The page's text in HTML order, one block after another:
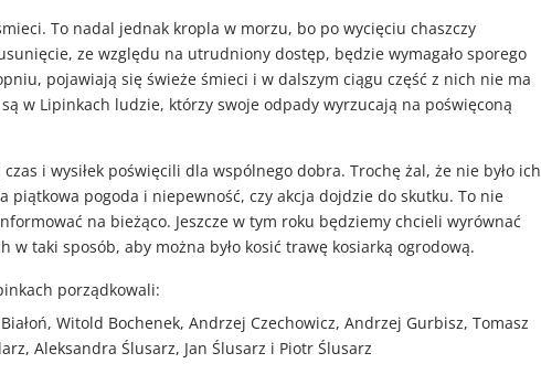
To nadal jednak kropla w morzu, bo po wycięciu chaszczy
ze względu na utrudniony dostęp, będzie wymagało sporego
pojawiają się świeże śmieci i w dalszym ciągu część z nich nie ma
w Lipinkach ludzie, którzy swoje odpady wyrzucają na poświęconą
i wysiłek poświęcili dla wspólnego dobra. Trochę żal, że nie było ich
piątkowa pogoda i niepewność, czy akcja dojdzie do skutku. To nie
na bieżąco. Jeszcze w tym roku będziemy chcieli wyrównać
w taki sposób, aby można było kosić trawę kosiarką ogrodową.
porządkowali:
Witold Bochenek, Andrzej Czechowicz, Andrzej Gurbisz, Tomasz
Aleksandra Ślusarz, Jan Ślusarz i Piotr Ślusarz